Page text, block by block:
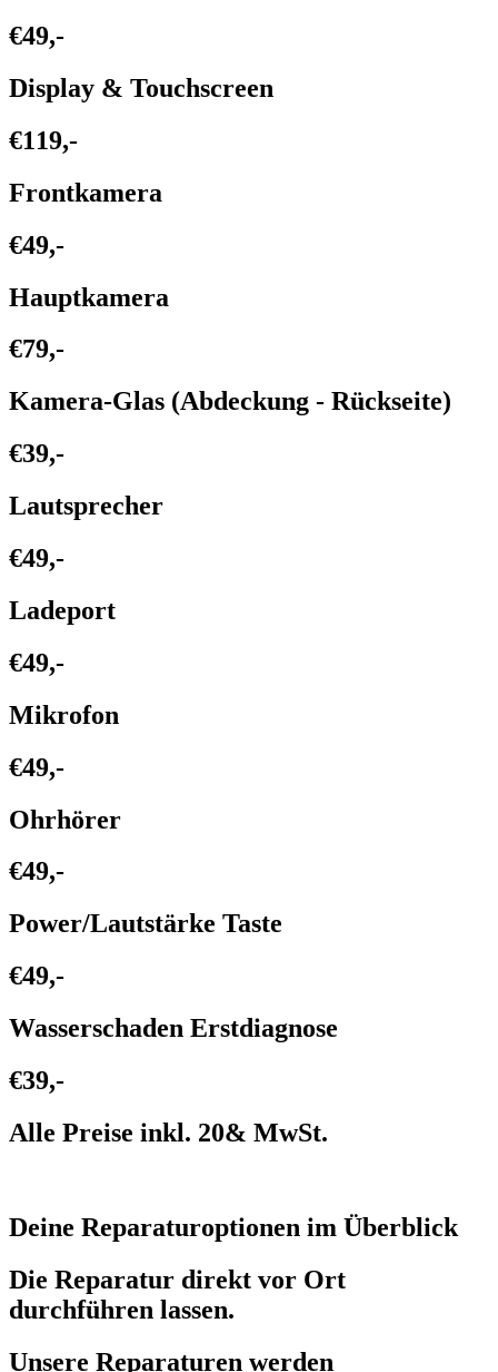
€49,-
Display & Touchscreen
€119,-
Frontkamera
€49,-
Hauptkamera
€79,-
Kamera-Glas (Abdeckung - Rückseite)
€39,-
Lautsprecher
€49,-
Ladeport
€49,-
Mikrofon
€49,-
Ohrhörer
€49,-
Power/Lautstärke Taste
€49,-
Wasserschaden Erstdiagnose
€39,-
Alle Preise inkl. 20& MwSt.
Deine Reparaturoptionen im Überblick
Die Reparatur direkt vor Ort
durchführen lassen.
Unsere Reparaturen werden